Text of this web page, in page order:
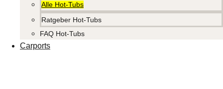
Alle Hot-Tubs
Ratgeber Hot-Tubs
FAQ Hot-Tubs
Carports